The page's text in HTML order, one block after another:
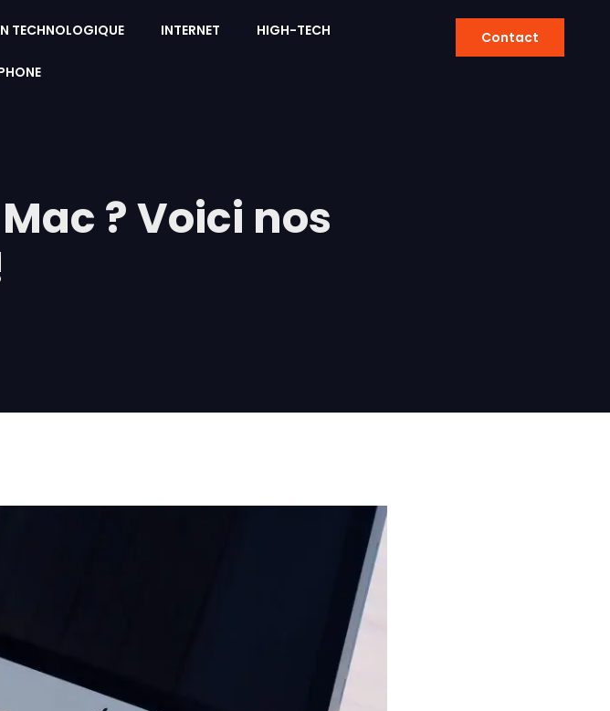
TECHNOLOGIQUE INTERNET HIGH-TECH Contact
? Voici nos